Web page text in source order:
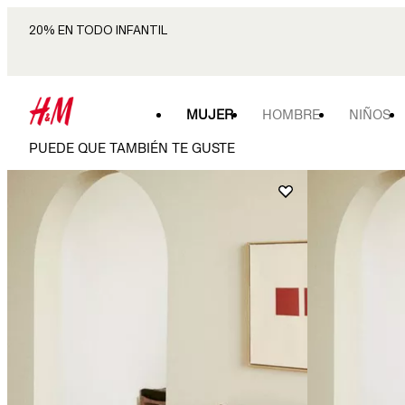
20% EN TODO INFANTIL
MUJER HOMBRE NIÑOS
PUEDE QUE TAMBIÉN TE GUSTE